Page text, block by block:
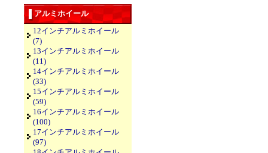
アルミホイール
12インチアルミホイール
(7)
13インチアルミホイール
(11)
14インチアルミホイール
(33)
15インチアルミホイール
(59)
16インチアルミホイール
(100)
17インチアルミホイール
(97)